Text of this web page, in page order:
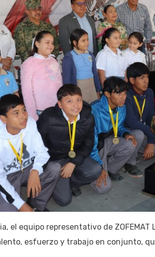
el equipo representativo de
esfuerzo y trabajo en conjunto,